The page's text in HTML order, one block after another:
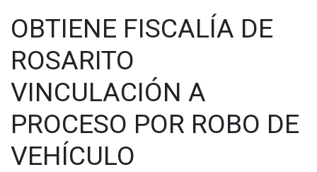
OBTIENE FISCALÍA DE
ROSARITO
VINCULACIÓN A
PROCESO POR ROBO DE
VEHÍCULO